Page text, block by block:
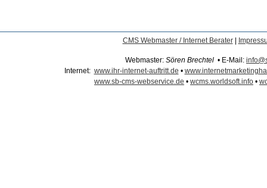
CMS Webmaster / Internet Berater|
Webmaster: Sören Brechtel • E-Mail:
Internet: www.ihr-internet-auftritt.de •
www.sb-cms-webservice.de • wcms.worldsoft.info •